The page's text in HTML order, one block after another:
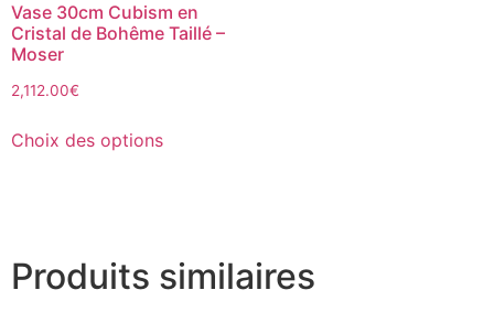
Vase 30cm Cubism en
Cristal de Bohême Taillé –
Moser
2,112.00€
Choix des options
Produits similaires